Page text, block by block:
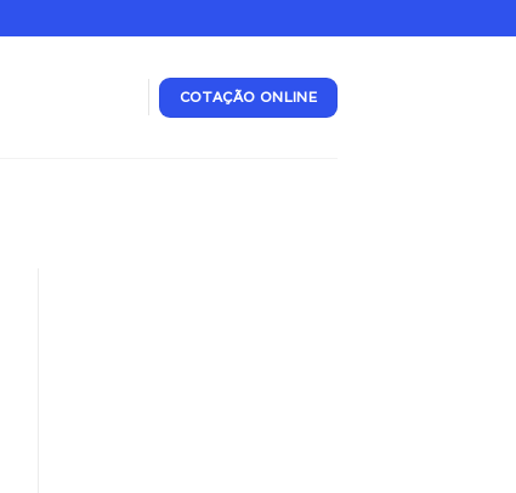
COTAÇÃO ONLINE